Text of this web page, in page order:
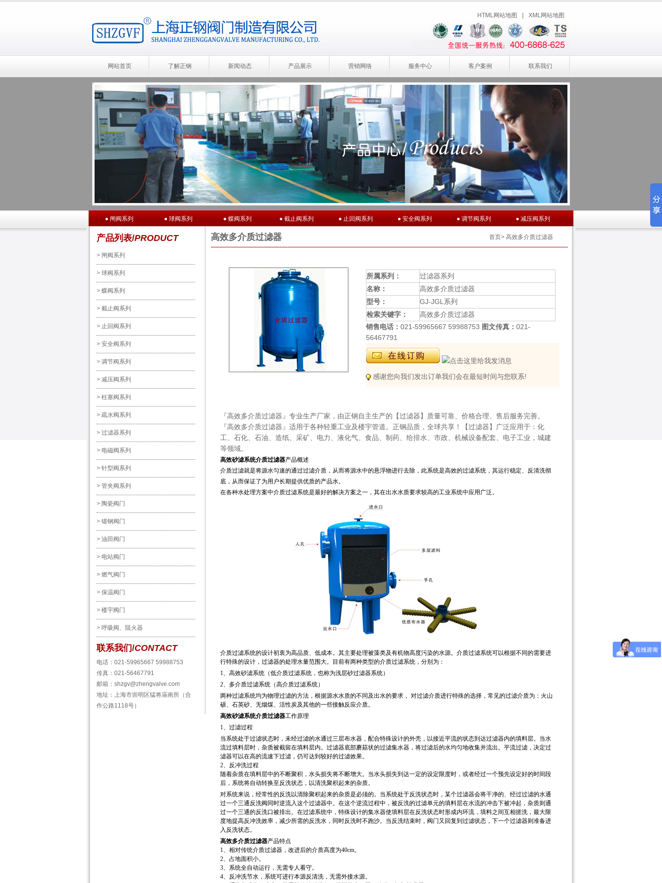
HTML网站地图 XML网站地图
网站首页 了解正钢 新闻动态 产品展示 营销网络 服务中心 客户案例 联系我们
● 闸阀系列 ● 球阀系列 ● 蝶阀系列 ● 截止阀系列 ● 止回阀系列 ● 安全阀系列 ● 调节阀系列 ● 减压阀系列
产品列表/PRODUCT
> 闸阀系列
> 球阀系列
> 蝶阀系列
> 截止阀系列
> 止回阀系列
> 安全阀系列
> 调节阀系列
> 减压阀系列
> 柱塞阀系列
> 疏水阀系列
> 过滤器系列
> 电磁阀系列
> 针型阀系列
> 管夹阀系列
> 陶瓷阀门
> 锻钢阀门
> 油田阀门
> 电站阀门
> 燃气阀门
> 保温阀门
> 楼宇阀门
> 呼吸阀、阻火器
联系我们/CONTACT
电话：021-59965667 59988753
传真：021-56467791
邮箱：shzgv@zhengvalve.com
地址：上海市崇明区猛将庙南所（合
作公路1118号）
高效多介质过滤器 首页> 高效多介质过滤器
所属系列：
过滤器系列
名称：
高效多介质过滤器
型号：
GJ-JGL系列
检索关键字：
高效多介质过滤器
销售电话： 021-59965667 59988753 图文传真： 021-
56467791
感谢您向我们发出订单我们会在最短时间与您联系!
『高效多介质过滤器』专业生产厂家，由正钢自主生产的【过滤器】质量可靠、价格合理、售后服务完善。
『高效多介质过滤器』适用于各种轻重工业及楼宇管道。正钢品质，全球共享！【过滤器】广泛应用于：化
工、石化、石油、造纸、采矿、电力、液化气、食品、制药、给排水、市政、机械设备配套、电子工业，城建
等领域。
高效砂滤系统介质过滤器产品概述
介质过滤就是将源水匀速的通过过滤介质，从而将源水中的悬浮物进行去除，此系统是高效的过滤系统，其运行稳定、反清洗彻
底，从而保证了为用户长期提供优质的产品水。
在各种水处理方案中介质过滤系统是最好的解决方案之一，其在出水水质要求较高的工业系统中应用广泛。
介质过滤系统的设计初衷为高品质、低成本。其主要处理被藻类及有机物高度污染的水源。介质过滤系统可以根据不同的需要进
行特殊的设计，过滤器的处理水量范围大。目前有两种类型的介质过滤系统，分别为：
1、 高效砂滤系统（低介质过滤系统，也称为浅层砂过滤器系统）
2、 多介质过滤系统（高介质过滤系统）
两种过滤系统均为物理过滤的方法，根据源水水质的不同及出水的要求， 对过滤介质进行特殊的选择，常见的过滤介质为：火山
硕、石英砂、无烟煤、活性炭及其他的一些接触反应介质。
高效砂滤系统介质过滤器工作原理
1、 过滤过程
当系统处于过滤状态时，未经过滤的水通过三层布水器，配合特殊设计的外壳，以接近平流的状态到达过滤器内的填料层。当水
流过填料层时，杂质被截留在填料层内。过滤器底部蘑菇状的过滤集水器，将过滤后的水均匀地收集并流出。平流过滤，决定过
滤器可以在高的流速下过滤，仍可达到较好的过滤效果。
2、 反冲洗过程
随着杂质在填料层中的不断聚积，水头损失将不断增大。当水头损失到达一定的设定限度时，或者经过一个预先设定好的时间段
后，系统将自动转换至反洗状态，以清洗聚积起来的杂质。
对系统来说，经常性的反洗以清除聚积起来的杂质是必须的。当系统处于反洗状态时，某个过滤器会将干净的、经过过滤的水通
过一个三通反洗阀同时逆流入这个过滤器中。在这个逆流过程中，被反洗的过滤单元的填料层在水流的冲击下被冲起，杂质则通
过一个三通的反洗口被排出。在过滤系统中，特殊设计的集水器使填料层在反洗状态时形成内环流，填料之间互相搓洗，最大限
度地提高反冲洗效率，减少所需的反洗水，同时反洗时不跑沙。当反洗结束时，阀门又回复到过滤状态，下一个过滤器则准备进
入反洗状态。
高效多介质过滤器产品特点
1、 相对传统介质过滤器，改进后的介质高度为40cm。
2、 占地面积小。
3、 系统全自动运行，无需专人看守。
4、 反冲洗节水，系统可进行本源反清洗，无需外接水源。